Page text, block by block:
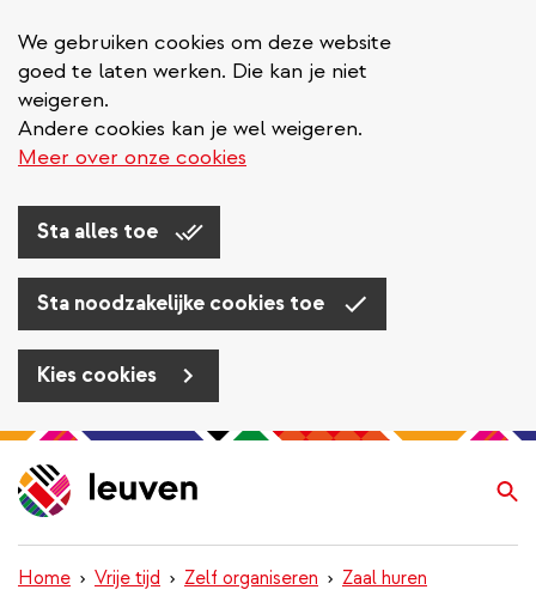
We gebruiken cookies om deze website
goed te laten werken. Die kan je niet
weigeren.
Andere cookies kan je wel weigeren.
Meer over onze cookies
Sta alles toe
Sta noodzakelijke cookies toe
Kies cookies
Overslaan
en
naar
inhoud
gaan
Home Vrije tijd Zelf organiseren Zaal huren